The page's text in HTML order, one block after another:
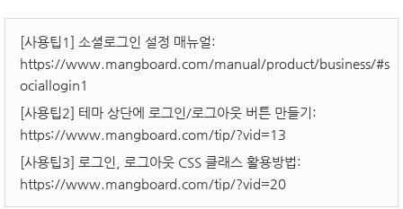
[사용팁1] 소셜로그인 설정 매뉴얼:
https://www.mangboard.com/manual/product/business/#s
ociallogin1
[사용팁2] 테마 상단에 로그인/로그아웃 버튼 만들기:
https://www.mangboard.com/tip/?vid=13
[사용팁3] 로그인, 로그아웃 CSS 클래스 활용방법:
https://www.mangboard.com/tip/?vid=20